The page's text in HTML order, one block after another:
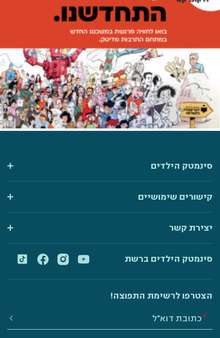
סינמטק הילדים
קישורים שימושיים
יצירת קשר
הצטרפו לרשימת התפוצה!
סינמטק הילדים ברשת